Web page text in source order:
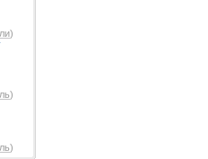
)
)
)